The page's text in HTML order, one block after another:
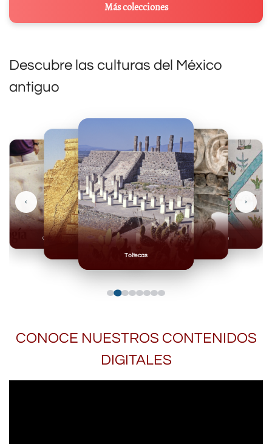
Más colecciones
Descubre las culturas del México
antiguo
Toltecas
Mexicas
Olmecas
‹ ›
CONOCE NUESTROS CONTENIDOS
DIGITALES